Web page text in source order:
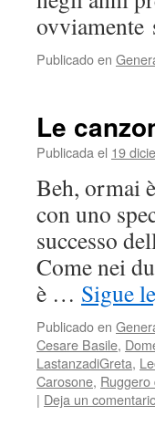
Publicado en
Le
Publicada el 19
Beh, ormai
con uno
successo
Come nei
è … Sigue
Publicado en
Cesare Basile,
LastanzadiGreta,
Carosone,
| Deja un